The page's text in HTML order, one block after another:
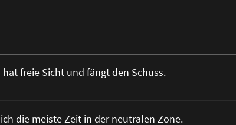
freie Sicht und fängt den Schuss.
die meiste Zeit in der neutralen Zone.